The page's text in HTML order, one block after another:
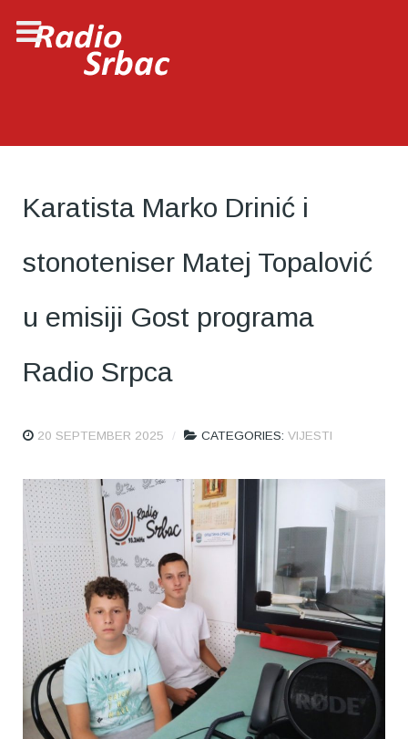
Karatista Marko Drinić i
stonoteniser Matej Topalović
u emisiji Gost programa
Radio Srpca
20 SEPTEMBER 2025 CATEGORIES: VIJESTI